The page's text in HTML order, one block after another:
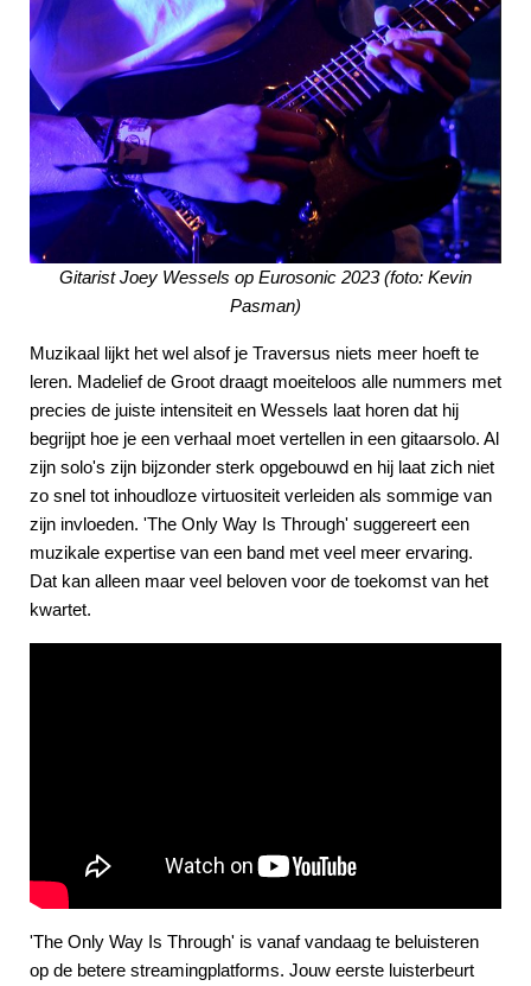
Gitarist Joey Wessels op Eurosonic 2023 (foto: Kevin
Pasman)
Muzikaal lijkt het wel alsof je Traversus niets meer hoeft te
leren. Madelief de Groot draagt moeiteloos alle nummers met
precies de juiste intensiteit en Wessels laat horen dat hij
begrijpt hoe je een verhaal moet vertellen in een gitaarsolo. Al
zijn solo's zijn bijzonder sterk opgebouwd en hij laat zich niet
zo snel tot inhoudloze virtuositeit verleiden als sommige van
zijn invloeden. 'The Only Way Is Through' suggereert een
muzikale expertise van een band met veel meer ervaring.
Dat kan alleen maar veel beloven voor de toekomst van het
kwartet.
'The Only Way Is Through' is vanaf vandaag te beluisteren
op de betere streamingplatforms. Jouw eerste luisterbeurt